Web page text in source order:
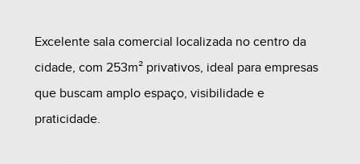
Excelente sala comercial localizada no centro da
cidade, com 253m² privativos, ideal para empresas
que buscam amplo espaço, visibilidade e
praticidade.